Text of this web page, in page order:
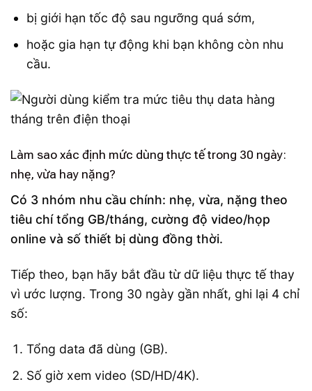
bị giới hạn tốc độ sau ngưỡng quá sớm,
hoặc gia hạn tự động khi bạn không còn nhu
cầu.
Làm sao xác định mức dùng thực tế trong 30 ngày:
nhẹ, vừa hay nặng?
Có 3 nhóm nhu cầu chính: nhẹ, vừa, nặng theo
tiêu chí tổng GB/tháng, cường độ video/họp
online và số thiết bị dùng đồng thời.
Tiếp theo, bạn hãy bắt đầu từ dữ liệu thực tế thay
vì ước lượng. Trong 30 ngày gần nhất, ghi lại 4 chỉ
số:
Tổng data đã dùng (GB).
Số giờ xem video (SD/HD/4K).